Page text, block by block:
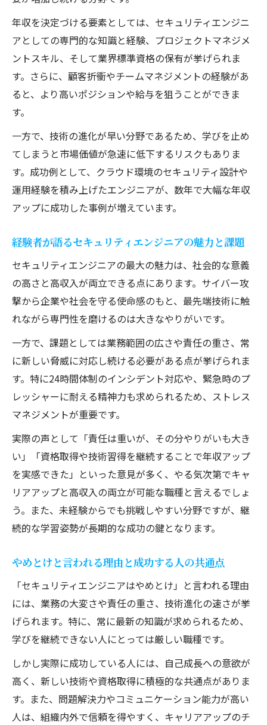
年収を決定づける要素としては、セキュリティエンジニ
アとしての専門的な知識と経験、プロジェクトマネジメ
ントスキル、そして業界標準資格の保有が挙げられま
す。さらに、顧客折衝やチームマネジメントの経験があ
ると、より高いポジションや給与を狙うことができま
す。
一方で、技術の進化が早い分野であるため、学びを止め
てしまうと市場価値が急速に低下するリスクもありま
す。成功例として、クラウド環境のセキュリティ設計や
運用経験を積み上げたエンジニアが、数年で大幅な年収
アップに成功した事例が増えています。
経験者が語るセキュリティエンジニアの魅力と課題
セキュリティエンジニアの最大の魅力は、社会的な意義
の高さと高収入が両立できる点にあります。サイバー攻
撃から企業や社会を守る使命感のもと、最先端技術に触
れながら専門性を磨けるのは大きなやりがいです。
一方で、課題としては業務範囲の広さや責任の重さ、常
に新しい脅威に対応し続ける必要がある点が挙げられま
す。特に24時間体制のインシデント対応や、緊急時のプ
レッシャーに耐える精神力も求められるため、ストレス
マネジメントが重要です。
実際の声として「責任は重いが、その分やりがいも大き
い」「資格取得や技術習得を継続することで年収アップ
を実感できた」といった意見が多く、やる気次第でキャ
リアアップと高収入の両立が可能な職種と言えるでしょ
う。また、未経験からでも挑戦しやすい分野ですが、継
続的な学習姿勢が長期的な成功の鍵となります。
やめとけと言われる理由と成功する人の共通点
「セキュリティエンジニアはやめとけ」と言われる理由
には、業務の大変さや責任の重さ、技術進化の速さが挙
げられます。特に、常に最新の知識が求められるため、
学びを継続できない人にとっては厳しい職種です。
しかし実際に成功している人には、自己成長への意欲が
高く、新しい技術や資格取得に積極的な共通点がありま
す。また、問題解決力やコミュニケーション能力が高い
人は、組織内外で信頼を得やすく、キャリアアップのチ